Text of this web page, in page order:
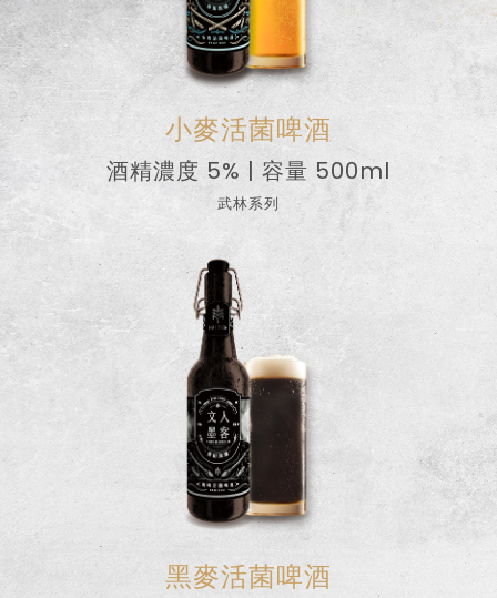
篩選
小麥活菌啤酒
酒精濃度 5% | 容量 500ml
武林系列
黑麥活菌啤酒